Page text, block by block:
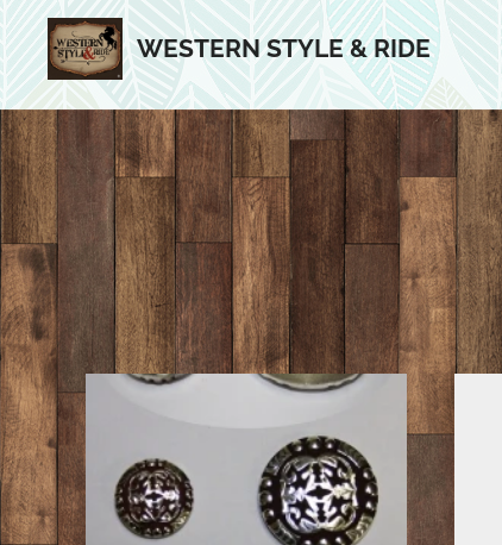
WESTERN STYLE & RIDE